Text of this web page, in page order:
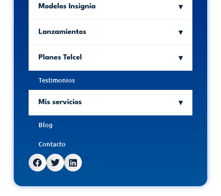
Modelos Insignia
Lanzamientos
Planes Telcel
Testimonios
Mis servicios
Blog
Contacto